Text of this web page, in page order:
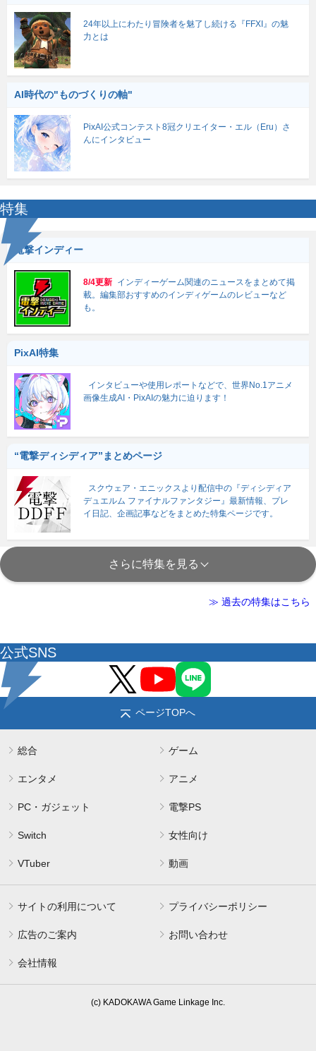
24年以上にわたり冒険者を魅了し続ける『FFXI』の魅
力とは
AI時代の"ものづくりの軸"
PixAI公式コンテスト8冠クリエイター・エル（Eru）さ
んにインタビュー
特集
電撃インディー
8/4更新 インディーゲーム関連のニュースをまとめて掲
載。編集部おすすめのインディゲームのレビューなど
も。
PixAI特集
インタビューや使用レポートなどで、世界No.1アニメ
画像生成AI・PixAIの魅力に迫ります！
“電撃ディシディア”まとめページ
スクウェア・エニックスより配信中の『ディシディア
デュエルム ファイナルファンタジー』最新情報、プレ
イ日記、企画記事などをまとめた特集ページです。
さらに特集を見る
≫ 過去の特集はこちら
公式SNS
ページTOPへ
総合 ゲーム
エンタメ アニメ
PC・ガジェット 電撃PS
Switch 女性向け
VTuber 動画
サイトの利用について プライバシーポリシー
広告のご案内 お問い合わせ
会社情報
(c) KADOKAWA Game Linkage Inc.